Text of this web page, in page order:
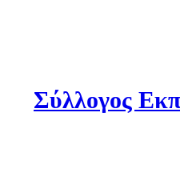
Σύλλογος